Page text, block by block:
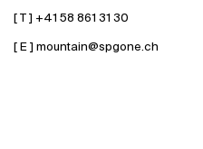
[ T ] +41 58 861 31 30
[ E ] mountain@spgone.ch